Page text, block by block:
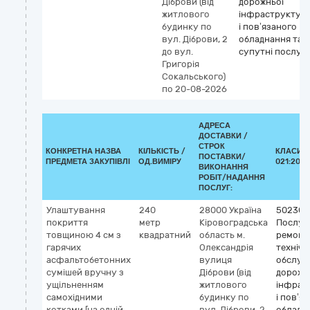
житлового
будинку по
вул. Діброви, 2
до вул.
Григорія
Сокальського)
по 20-08-2026
і пов’язаного
обладнання та
супутні
КОНКРЕТНА НАЗВА
ПРЕДМЕТА ЗАКУПІВЛІ
КІЛЬКІСТЬ /
ОД.ВИМІРУ
АДРЕСА
ДОСТАВКИ /
СТРОК
ПОСТАВКИ/
ВИКОНАННЯ
РОБІТ/НАДАННЯ
ПОСЛУГ:
021:2015
Улаштування
покриття
товщиною 4 см з
гарячих
асфальтобетонних
сумішей вручну з
ущільненням
самохідними
240
метр
квадратний
28000 Україна
Кіровоградська
область м.
Олександрія
вулиця
Діброви (від
житлового
будинку по
і